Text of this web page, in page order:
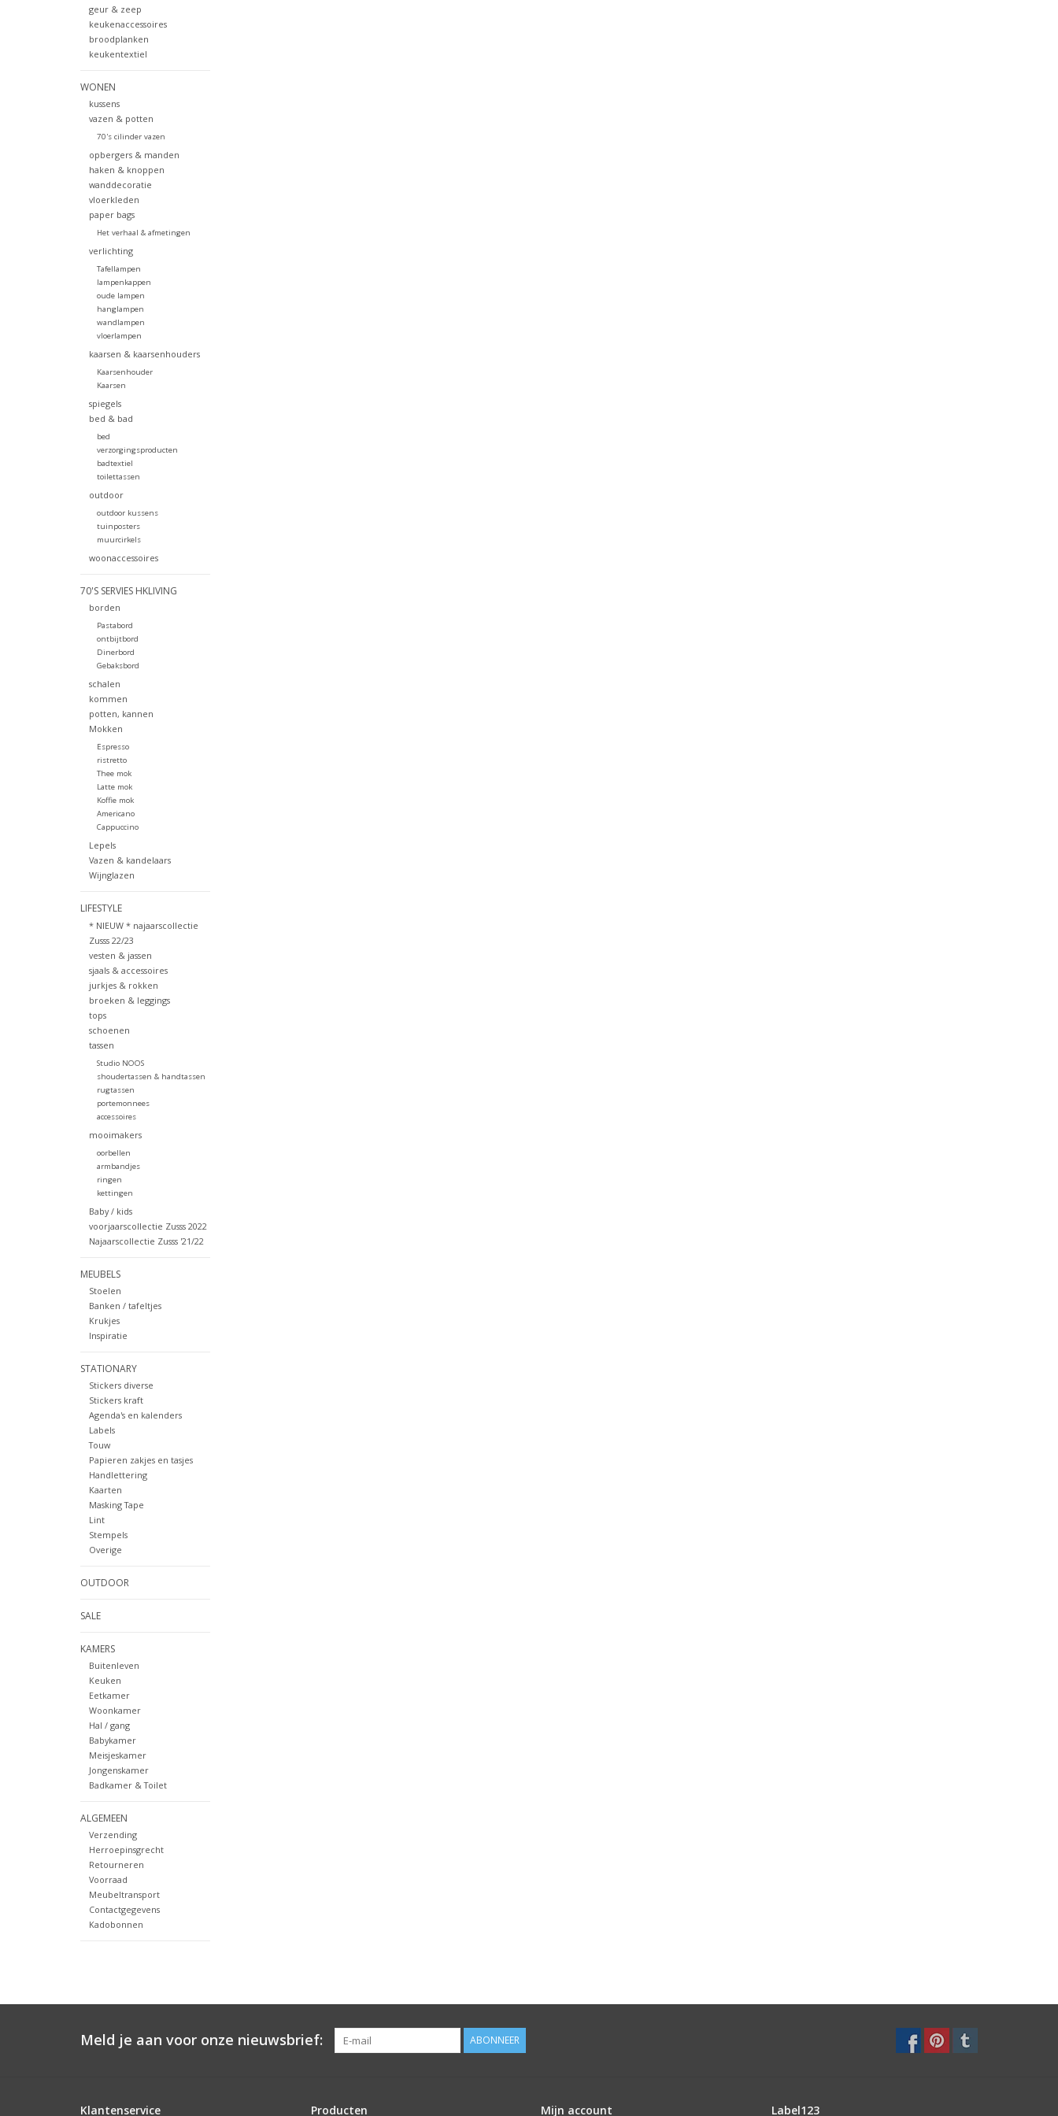
geur & zeep
keukenaccessoires
broodplanken
keukentextiel
WONEN
kussens
vazen & potten
70's cilinder vazen
opbergers & manden
haken & knoppen
wanddecoratie
vloerkleden
paper bags
Het verhaal & afmetingen
verlichting
Tafellampen
lampenkappen
oude lampen
hanglampen
wandlampen
vloerlampen
kaarsen & kaarsenhouders
Kaarsenhouder
Kaarsen
spiegels
bed & bad
bed
verzorgingsproducten
badtextiel
toilettassen
outdoor
outdoor kussens
tuinposters
muurcirkels
woonaccessoires
70'S SERVIES HKLIVING
borden
Pastabord
ontbijtbord
Dinerbord
Gebaksbord
schalen
kommen
potten, kannen
Mokken
Espresso
ristretto
Thee mok
Latte mok
Koffie mok
Americano
Cappuccino
Lepels
Vazen & kandelaars
Wijnglazen
LIFESTYLE
* NIEUW * najaarscollectie
Zusss 22/23
vesten & jassen
sjaals & accessoires
jurkjes & rokken
broeken & leggings
tops
schoenen
tassen
Studio NOOS
shoudertassen & handtassen
rugtassen
portemonnees
accessoires
mooimakers
oorbellen
armbandjes
ringen
kettingen
Baby / kids
voorjaarscollectie Zusss 2022
Najaarscollectie Zusss '21/22
MEUBELS
Stoelen
Banken / tafeltjes
Krukjes
Inspiratie
STATIONARY
Stickers diverse
Stickers kraft
Agenda's en kalenders
Labels
Touw
Papieren zakjes en tasjes
Handlettering
Kaarten
Masking Tape
Lint
Stempels
Overige
OUTDOOR
SALE
KAMERS
Buitenleven
Keuken
Eetkamer
Woonkamer
Hal / gang
Babykamer
Meisjeskamer
Jongenskamer
Badkamer & Toilet
ALGEMEEN
Verzending
Herroepinsgrecht
Retourneren
Voorraad
Meubeltransport
Contactgegevens
Kadobonnen
Meld je aan voor onze nieuwsbrief: ABONNEER
Klantenservice Producten Mijn account Label123